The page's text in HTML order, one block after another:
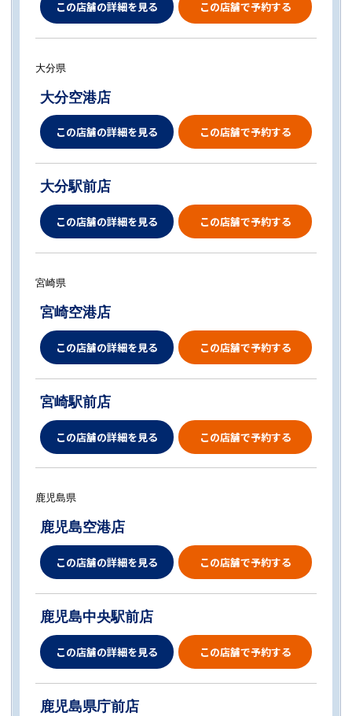
この店舗の詳細を見る この店舗で予約する
大分県
大分空港店
この店舗の詳細を見る この店舗で予約する
大分駅前店
この店舗の詳細を見る この店舗で予約する
宮崎県
宮崎空港店
この店舗の詳細を見る この店舗で予約する
宮崎駅前店
この店舗の詳細を見る この店舗で予約する
鹿児島県
鹿児島空港店
この店舗の詳細を見る この店舗で予約する
鹿児島中央駅前店
この店舗の詳細を見る この店舗で予約する
鹿児島県庁前店